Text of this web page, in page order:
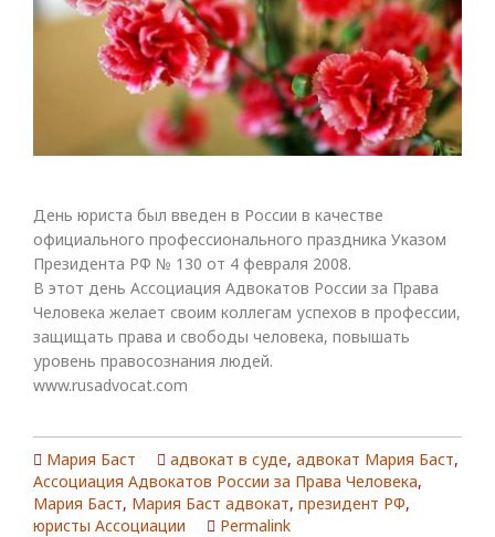
День юриста был введен в России в качестве
официального профессионального праздника Указом
Президента РФ № 130 от 4 февраля 2008.
В этот день Ассоциация Адвокатов России за Права
Человека желает своим коллегам успехов в профессии,
защищать права и свободы человека, повышать
уровень правосознания людей.
www.rusadvocat.com
Мария Баст адвокат в суде, адвокат Мария Баст,
Ассоциация Адвокатов России за Права Человека,
Мария Баст, Мария Баст адвокат, президент РФ,
юристы Ассоциации
Permalink